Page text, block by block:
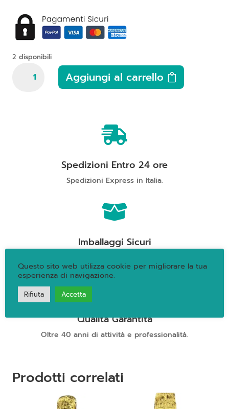
2 disponibili
Bondet,
Aggiungi al carrello

Spedizioni Entro 24 ore
Spedizioni Express in Italia.

Imballaggi Sicuri
Qualità Garantita
Oltre 40 anni di attività e professionalità.
Prodotti correlati
Questo sito web utilizza cookie per migliorare la tua
esperienza di navigazione.
Rifiuta Accetta